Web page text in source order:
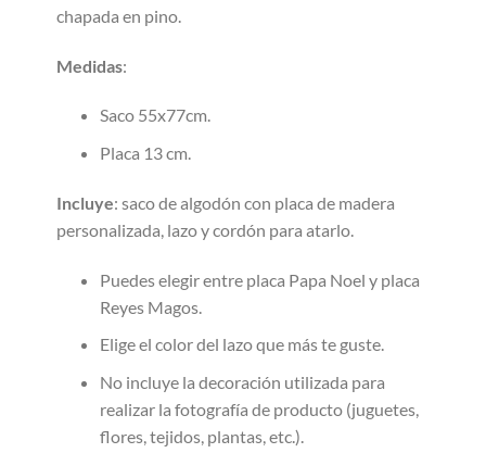
chapada en pino.
Medidas:
Saco 55x77cm.
Placa 13 cm.
Incluye: saco de algodón con placa de madera
personalizada, lazo y cordón para atarlo.
Puedes elegir entre placa Papa Noel y placa
Reyes Magos.
Elige el color del lazo que más te guste.
No incluye la decoración utilizada para
realizar la fotografía de producto (juguetes,
flores, tejidos, plantas, etc.).